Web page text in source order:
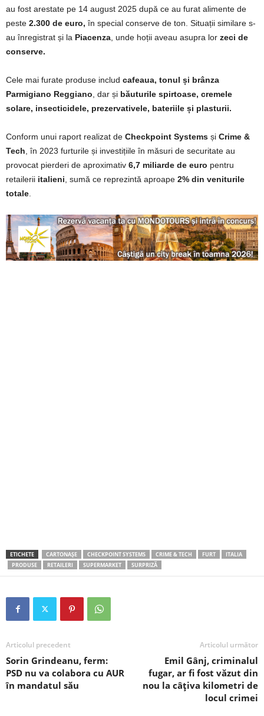
au fost arestate pe 14 august 2025 după ce au furat alimente de
peste 2.300 de euro, în special conserve de ton. Situații similare s-
au înregistrat și la Piacenza , unde hoții aveau asupra lor zeci de
conserve.
Cele mai furate produse includ cafeaua, tonul și brânza
Parmigiano Reggiano , dar și băuturile spirtoase, cremele
solare, insecticidele, prezervativele, bateriile și plasturii.
Conform unui raport realizat de Checkpoint Systems și Crime &
Tech , în 2023 furturile și investițiile în măsuri de securitate au
provocat pierderi de aproximativ 6,7 miliarde de euro pentru
retailerii italieni , sumă ce reprezintă aproape 2% din veniturile
totale
ETICHETE CARTONAȘE CHECKPOINT SYSTEMS CRIME & TECH FURT
ITALIA
PRODUSE
RETAILERI SUPERMARKET SURPRIZĂ
Articolul precedent
Sorin Grindeanu, ferm:
PSD nu va colabora cu AUR
în mandatul său
Articolul următor
Emil Gânj, criminalul
fugar, ar fi fost văzut din
nou la câțiva kilometri de
locul crimei